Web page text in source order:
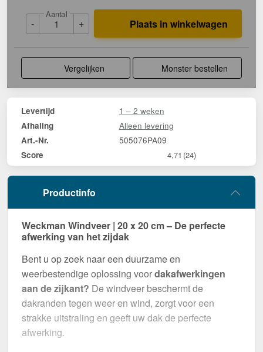
-
Aantal
+ Plaats in winkelwagen
Vergelijken Monster bestellen
Levertijd 1 – 2 weken
Afhaling Alleen levering
Art.-Nr. 505076PA09
Score 4,71 (24)
Productinfo
Weckman Windveer | 20 x 20 cm – De perfecte
afwerking van het zijdak
Bent u op zoek naar een duurzame en
weerbestendige oplossing voordakafwerkingen
aan de zijkant? De windveer beschermt de
dakranden tegen weer en wind, zorgt voor een
strakke uitstraling en geeft uw dak de perfecte
afwerking.